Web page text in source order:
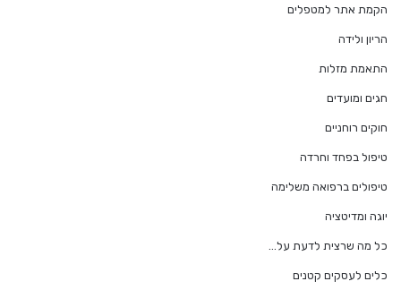
הקמת אתר למטפלים
הריון ולידה
התאמת מזלות
חגים ומועדים
חוקים רוחניים
טיפול בפחד וחרדה
טיפולים ברפואה משלימה
יוגה ומדיטציה
כל מה שרצית לדעת על…
כלים לעסקים קטנים